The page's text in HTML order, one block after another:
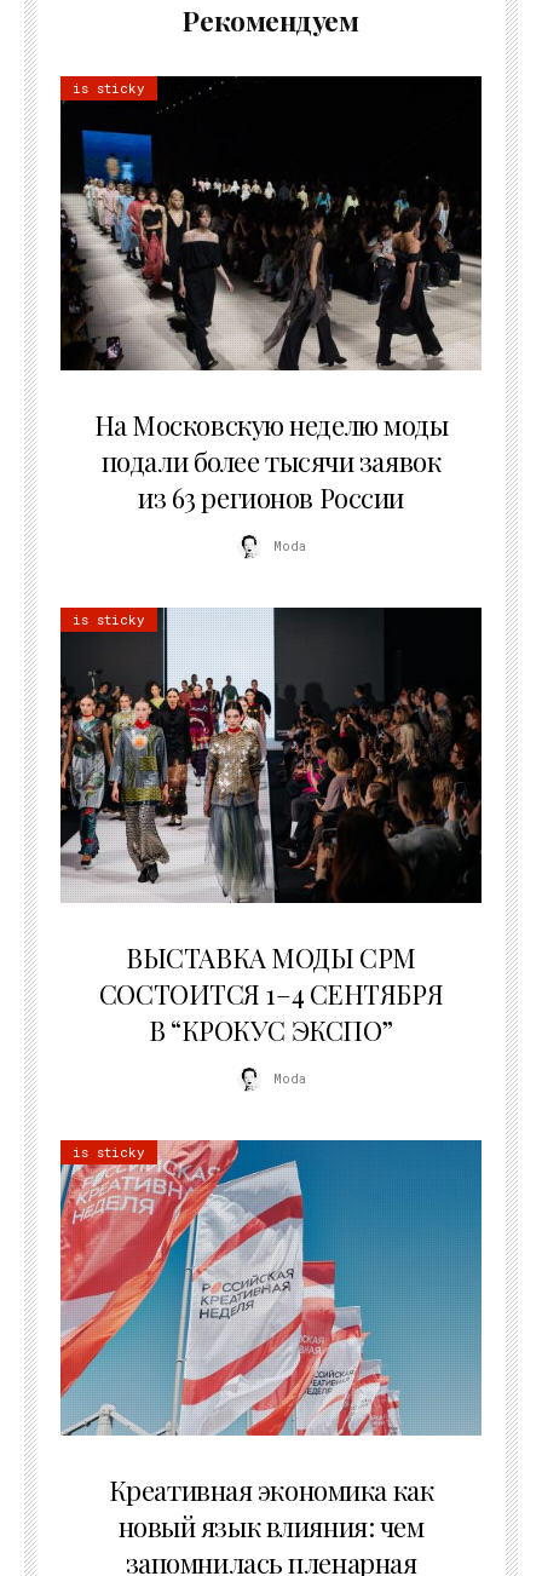
Рекомендуем
is sticky
На Московскую неделю моды
подали более тысячи заявок
из 63 регионов России
Moda
is sticky
ВЫСТАВКА МОДЫ CPM
СОСТОИТСЯ 1–4 СЕНТЯБРЯ
В “КРОКУС ЭКСПО”
Moda
is sticky
Креативная экономика как
новый язык влияния: чем
запомнилась пленарная